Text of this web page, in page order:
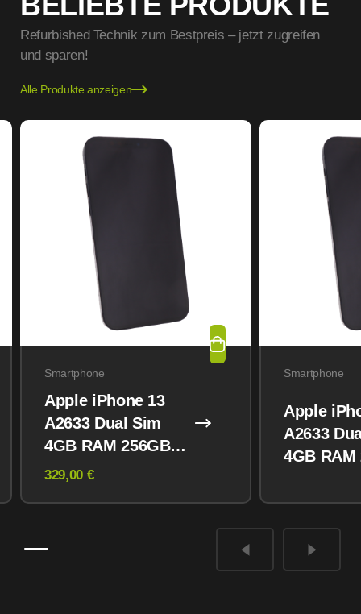
Refurbished Technik zum Bestpreis – jetzt zugreifen
und sparen!
Alle Produkte anzeigen
Smartphone
Apple iPhone 13
A2633 Dual Sim
4GB RAM 256GB
Midnight
329,00 €
Smartphone
Apple
A2633
4GB RAM